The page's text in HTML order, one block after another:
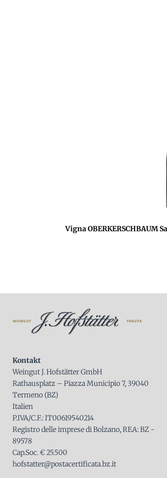
Vigna OBERKERSCHBAUM
Kontakt
Weingut J. Hofstätter GmbH
Rathausplatz – Piazza Municipio 7, 39040
Termeno (BZ)
Italien
P.IVA/C.F.: IT00619540214
Registro delle imprese di Bolzano, REA: BZ -
89578
Cap.Soc. € 25.500
hofstatter@postacertificata.bz.it